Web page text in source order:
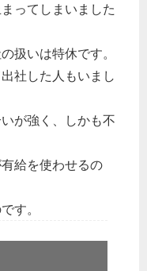
ってしまいました
扱いは特休です。
社した人もいまし
が強く、しかも不
給を使わせるの
す。